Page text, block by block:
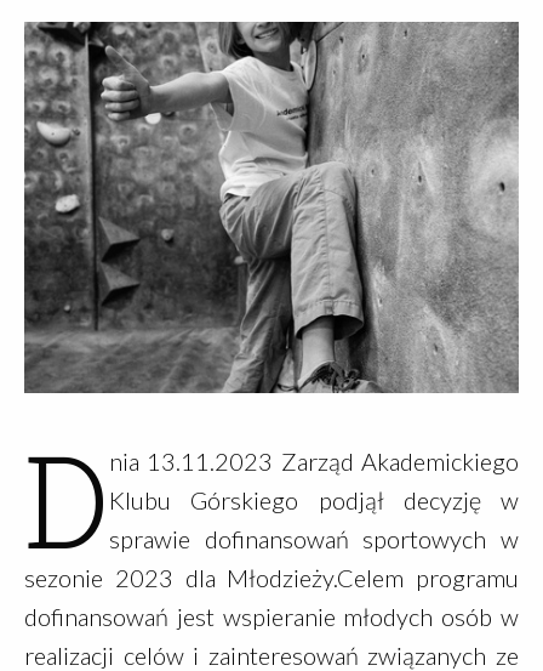
D nia 13.11.2023 Zarząd Akademickiego
Klubu Górskiego podjął decyzję w
sprawie dofinansowań sportowych w
sezonie 2023 dla Młodzieży.Celem programu
dofinansowań jest wspieranie młodych osób w
realizacji celów i zainteresowań związanych ze